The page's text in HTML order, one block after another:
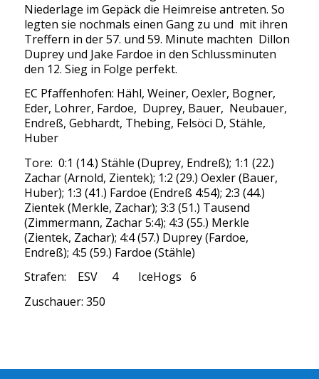
Niederlage im Gepäck die Heimreise antreten. So
legten sie nochmals einen Gang zu und mit ihren
Treffern in der 57. und 59. Minute machten Dillon
Duprey und Jake Fardoe in den Schlussminuten
den 12. Sieg in Folge perfekt.
EC Pfaffenhofen: Hähl, Weiner, Oexler, Bogner,
Eder, Lohrer, Fardoe, Duprey, Bauer, Neubauer,
Endreß, Gebhardt, Thebing, Felsöci D, Stähle,
Huber
Tore: 0:1 (14.) Stähle (Duprey, Endreß); 1:1 (22.)
Zachar (Arnold, Zientek); 1:2 (29.) Oexler (Bauer,
Huber); 1:3 (41.) Fardoe (Endreß 4:54); 2:3 (44.)
Zientek (Merkle, Zachar); 3:3 (51.) Tausend
(Zimmermann, Zachar 5:4); 4:3 (55.) Merkle
(Zientek, Zachar); 4:4 (57.) Duprey (Fardoe,
Endreß); 4:5 (59.) Fardoe (Stähle)
Strafen: ESV 4 IceHogs 6
Zuschauer: 350